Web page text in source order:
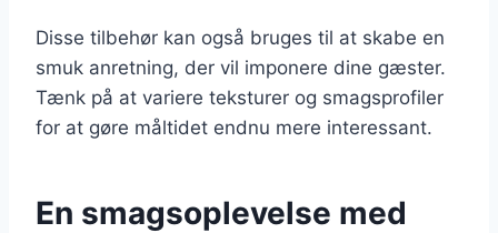
Disse tilbehør kan også bruges til at skabe en
smuk anretning, der vil imponere dine gæster.
Tænk på at variere teksturer og smagsprofiler
for at gøre måltidet endnu mere interessant.
En smagsoplevelse med